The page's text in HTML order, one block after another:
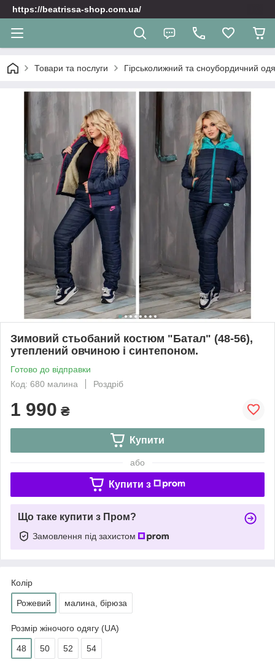
https://beatrissa-shop.com.ua/
Товари та послуги Гірськолижний та сноубордичний
Зимовий стьобаний костюм "Батал" (48-56),
утеплений овчиною і синтепоном.
Готово до відправки
Код: 680 малина
Роздріб
1 990 ₴
Купити
або
Купити з
Що таке купити з Пром?
Замовлення під захистом
Колір
Рожевий малина, бірюза
Розмір жіночого одягу (UA)
48 50 52 54